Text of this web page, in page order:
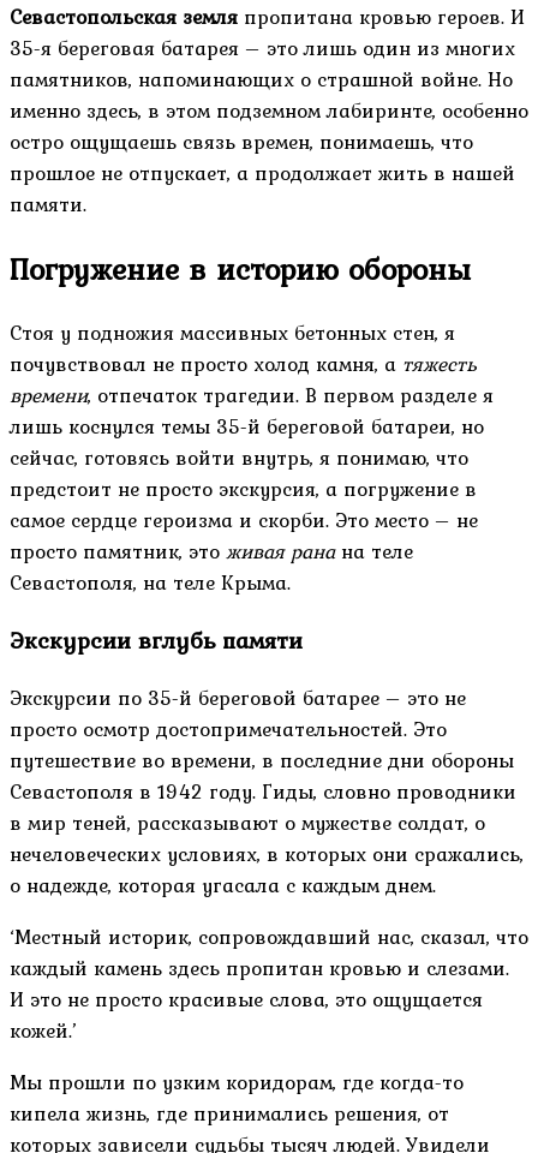
Севастопольская земля пропитана кровью героев. И
35-я береговая батарея – это лишь один из многих
памятников, напоминающих о страшной войне. Но
именно здесь, в этом подземном лабиринте, особенно
остро ощущаешь связь времен, понимаешь, что
прошлое не отпускает, а продолжает жить в нашей
памяти.
Погружение в историю обороны
Стоя у подножия массивных бетонных стен, я
почувствовал не просто холод камня, а тяжесть
времени, отпечаток трагедии. В первом разделе я
лишь коснулся темы 35-й береговой батареи, но
сейчас, готовясь войти внутрь, я понимаю, что
предстоит не просто экскурсия, а погружение в
самое сердце героизма и скорби. Это место – не
просто памятник, этоживая ранана теле
Севастополя, на теле Крыма.
Экскурсии вглубь памяти
Экскурсии по 35-й береговой батарее – это не
просто осмотр достопримечательностей. Это
путешествие во времени, в последние дни обороны
Севастополя в 1942 году. Гиды, словно проводники
в мир теней, рассказывают о мужестве солдат, о
нечеловеческих условиях, в которых они сражались,
о надежде, которая угасала с каждым днем.
‘Местный историк, сопровождавший нас, сказал, что
каждый камень здесь пропитан кровью и слезами.
И это не просто красивые слова, это ощущается
кожей.’
Мы прошли по узким коридорам, где когда-то
кипела жизнь, где принимались решения, от
которых зависели судьбы тысяч людей. Увидели